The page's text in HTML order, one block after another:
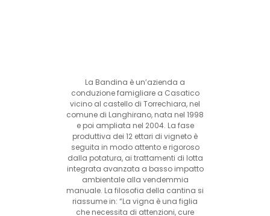
La Bandina è un’azienda a
conduzione famigliare a Casatico
vicino al castello di Torrechiara, nel
comune di Langhirano, nata nel 1998
e poi ampliata nel 2004. La fase
produttiva dei 12 ettari di vigneto è
seguita in modo attento e rigoroso
dalla potatura, ai trattamenti di lotta
integrata avanzata a basso impatto
ambientale alla vendemmia
manuale. La filosofia della cantina si
riassume in: “La vigna è una figlia
che necessita di attenzioni, cure